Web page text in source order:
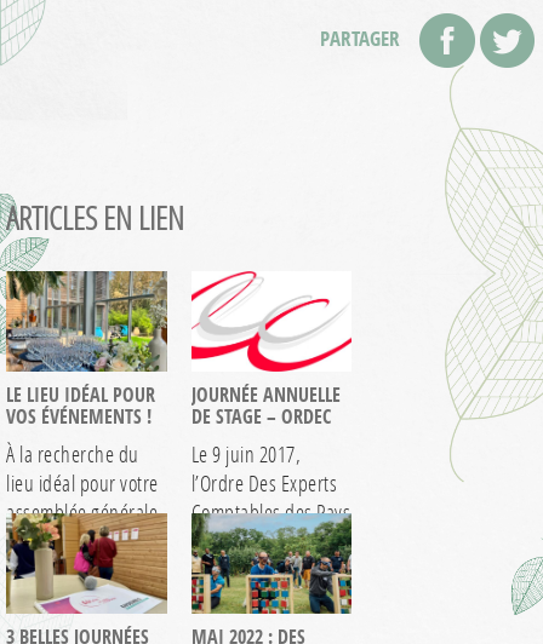
PARTAGER
ARTICLES EN LIEN
LE LIEU IDÉAL POUR
VOS ÉVÉNEMENTS !
À la recherche du
lieu idéal pour votre
assemblée générale
? Faites…
> EN SAVOIR +
JOURNÉE ANNUELLE
DE STAGE – ORDEC
Le 9 juin 2017,
l’Ordre Des Experts
Comptables des Pays
De La…
> EN SAVOIR +
3 BELLES JOURNÉES
MAI 2022 : DES